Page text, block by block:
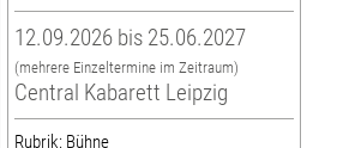
12.09.2026 bis 25.06.2027
(mehrere Einzeltermine im Zeitraum)
Central Kabarett Leipzig
Rubrik: Bühne